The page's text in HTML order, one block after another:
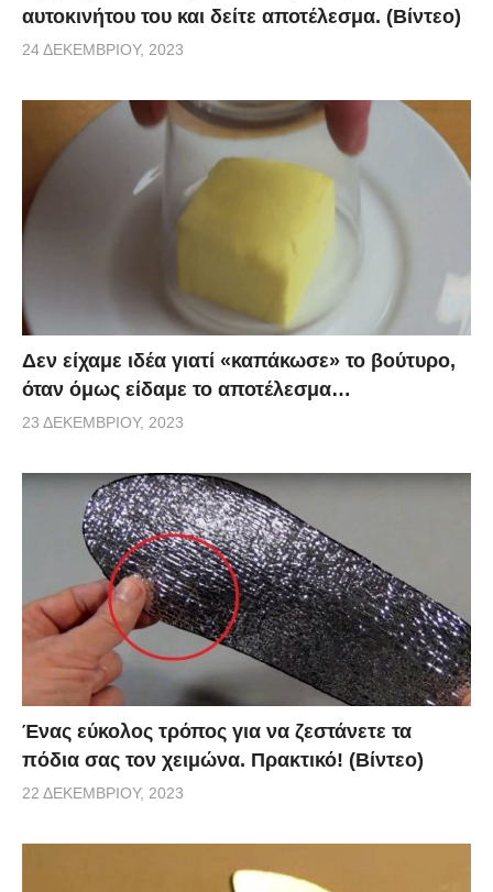
αυτοκινήτου του και δείτε αποτέλεσμα. (Βίντεο)
24 ΔΕΚΕΜΒΡΊΟΥ, 2023
Δεν είχαμε ιδέα γιατί «καπάκωσε» το βούτυρο,
όταν όμως είδαμε το αποτέλεσμα…
23 ΔΕΚΕΜΒΡΊΟΥ, 2023
Ένας εύκολος τρόπος για να ζεστάνετε τα
πόδια σας τον χειμώνα. Πρακτικό! (Βίντεο)
22 ΔΕΚΕΜΒΡΊΟΥ, 2023